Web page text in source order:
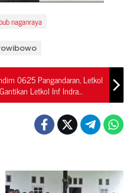
naganraya
0625 Pangandaran, Letkol
Letkol Inf Indra